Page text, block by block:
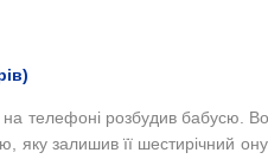
телефоні розбудив бабусю.
яку залишив її шестирічний